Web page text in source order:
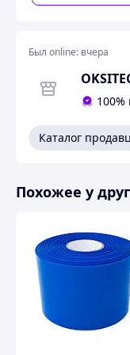
Был online: вчера
Каталог
Похожее у